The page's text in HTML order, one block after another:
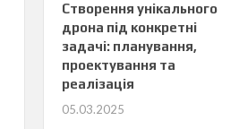
Створення унікального
дрона під конкретні
задачі: планування,
проектування та
реалізація
05.03.2025